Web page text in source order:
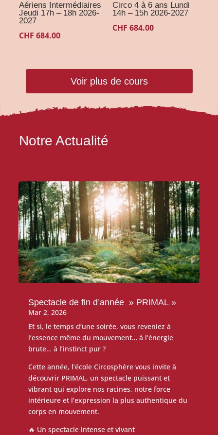
Aériens Intermédiaires
Jeudi 17h – 18h 2026-
2027
CHF 684.00
Circo 4 à 6 ans Lundi
14h – 15h 2026-2027
CHF 684.00
Voir plus de cours
Notre Actualité
Spectacle de fin d’année » PRIMAL »
Mar 2, 2026
Et si, le temps d’une soirée, vous reveniez à
l’essence même du mouvement… à l’énergie
brute… à l’instinct pur ?
Cette année, l’école Circosphère vous invite à
découvrir PRIMAL, un spectacle puissant et
vibrant qui explore nos racines, notre force
intérieure et l’expression la plus authentique du
corps en mouvement.
🔥 Un spectacle intense et vivant